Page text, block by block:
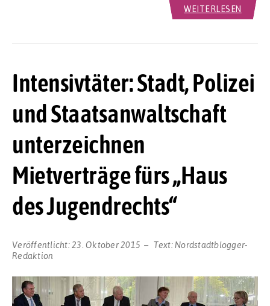
WEITERLESEN
Intensivtäter: Stadt, Polizei
und Staatsanwaltschaft
unterzeichnen
Mietverträge fürs „Haus
des Jugendrechts“
Veröffentlicht:23. Oktober 2015 Text: Nordstadtblogger-
Redaktion